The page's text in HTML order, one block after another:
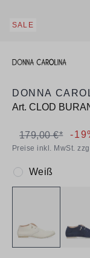
SALE
DONNA
Art. CLOD
179,00 €* -
Preise inkl. MwSt.
Farbe:
Weiß